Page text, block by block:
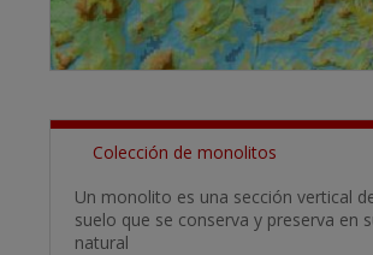
Colección de monolitos
Un monolito es una sección vertical
suelo que se conserva y preserva en
natural